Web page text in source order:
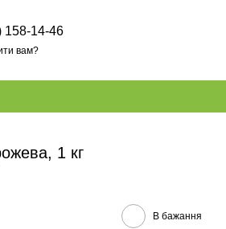
158-14-46
вам?
1 кг
В бажання